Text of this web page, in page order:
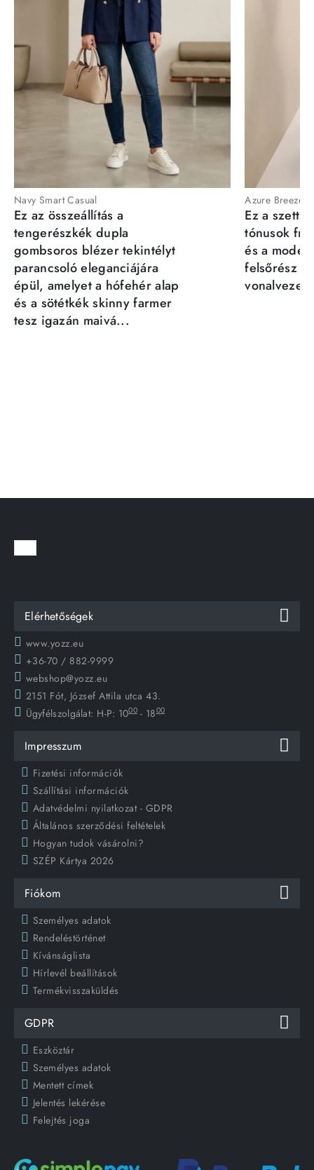
Navy Smart Casual
Ez az összeállítás a
tengerészkék dupla
gombsoros blézer tekintélyt
parancsoló eleganciájára
épül, amelyet a hófehér alap
és a sötétkék skinny farmer
tesz igazán maivá...
Azure Breeze
Ez a szett
tónusok
és a
felsőrész
Elérhetőségek
www.yozz.eu
+36-70 / 882-9999
webshop@yozz.eu
2151 Fót, József Attila utca 43.
Ügyfélszolgálat: H-P: 1000 - 1800
Impresszum
Fizetési információk
Szállítási információk
Adatvédelmi nyilatkozat - GDPR
Általános szerződési feltételek
Hogyan tudok vásárolni?
SZÉP Kártya 2026
Fiókom
Személyes adatok
Rendeléstörténet
Kívánságlista
Hírlevél beállítások
Termékvisszaküldés
GDPR
Eszköztár
Személyes adatok
Mentett címek
Jelentés lekérése
Felejtés joga